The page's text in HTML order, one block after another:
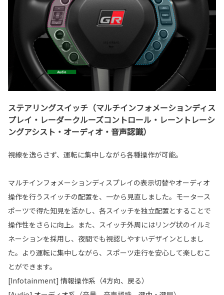
ステアリングスイッチ（マルチインフォメーションディス
プレイ・レーダークルーズコントロール・レーントレーシ
ングアシスト・オーディオ・音声認識）
視線を逸らさず、運転に集中しながら各種操作が可能。
マルチインフォメーションディスプレイの表示切替やオーディオ
操作を行うスイッチの配置を、一から見直しました。モータース
ポーツで得た知見を活かし、各スイッチを独立配置とすることで
操作性をさらに向上。また、スイッチ外周にはリング状のイルミ
ネーションを採用し、夜間でも視認しやすいデザインとしまし
た。より運転に集中しながら、スポーツ走行を安心して楽しむこ
とができます。
[Infotainment] 情報操作系（4方向、戻る）